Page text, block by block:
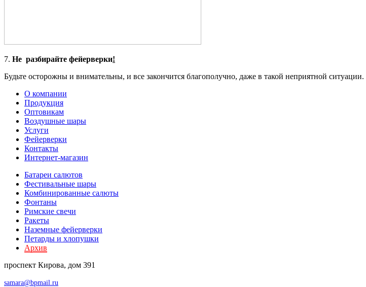
7. Не разбирайте фейерверки!
Будьте осторожны и внимательны, и все закончится благополучно, даже в такой неприятной ситуации.
О компании
Продукция
Оптовикам
Воздушные шары
Услуги
Фейерверки
Контакты
Интернет-магазин
Батареи салютов
Фестивальные шары
Комбиниров­анные салюты
Фонтаны
Римские свечи
Ракеты
Наземные фейерверки
Петарды и хлопушки
Архив
проспект Кирова, дом 391
samara@bpmail.ru